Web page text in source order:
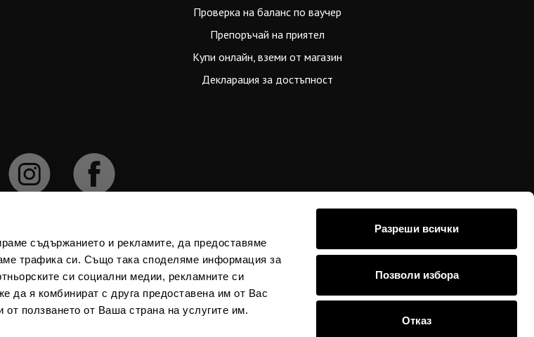
съдържанието и рекламите, да предоставяме
трафика си. Също така споделяме информация за
си социални медии, рекламните си
да я комбинират с друга предоставена им от Вас
ползването от Ваша страна на услугите им.
Разреши всички
Позволи избора
Отказ
Проверка на баланс по ваучер
Препоръчай на приятел
Купи онлайн, вземи от магазин
Декларация за достъпност
курс е 1 € = 1.95583 лв. При конвертирането на стойностите в евро
и действащите правила, поради което е възможно да се
разлики в общите суми.